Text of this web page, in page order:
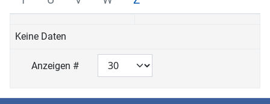
Anzeigen #
Keine Daten